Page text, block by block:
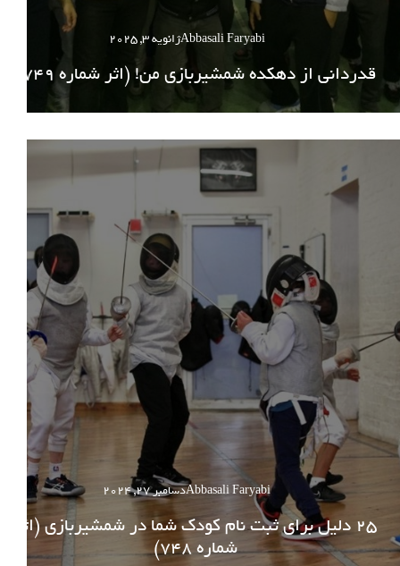
Abbasali Faryabiژانویه 3, 2025
قدردانی از دهکده شمشیربازی من! (اثر شماره 749)
Abbasali Faryabiدسامبر 27, 2024
25 دلیل برای ثبت نام کودک شما در شمشیربازی (اثر
شماره 748)